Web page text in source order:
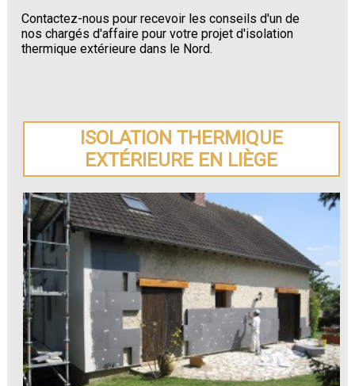
Contactez-nous pour recevoir les conseils d'un de
nos chargés d'affaire pour votre projet d'isolation
thermique extérieure dans le Nord.
ISOLATION THERMIQUE
EXTÉRIEURE EN LIÈGE